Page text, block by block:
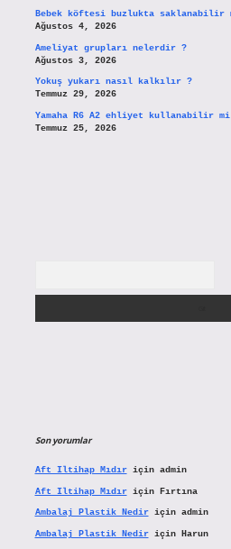
Bebek köftesi buzlukta saklanabilir
Ağustos 4, 2026
Ameliyat grupları nelerdir ?
Ağustos 3, 2026
Yokuş yukarı nasıl kalkılır ?
Temmuz 29, 2026
Yamaha R6 A2 ehliyet kullanabilir
Temmuz 25, 2026
Son yorumlar
Aft Iltihap Mıdıriçin admin
Aft Iltihap Mıdıriçin Fırtına
Ambalaj Plastik Nediriçin admin
Ambalaj Plastik Nediriçin Harun